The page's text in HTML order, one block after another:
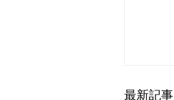
最新記事